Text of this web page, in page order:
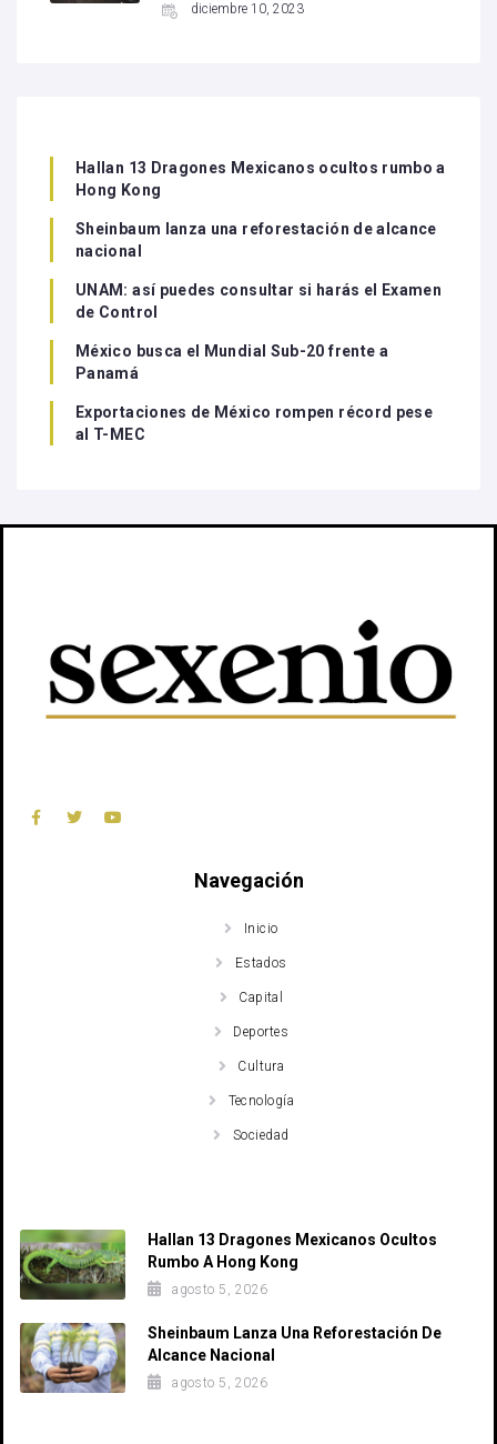
diciembre 10, 2023
Hallan 13 Dragones Mexicanos ocultos rumbo a
Hong Kong
Sheinbaum lanza una reforestación de alcance
nacional
UNAM: así puedes consultar si harás el Examen
de Control
México busca el Mundial Sub-20 frente a
Panamá
Exportaciones de México rompen récord pese
al T-MEC
Navegación
Inicio
Estados
Capital
Deportes
Cultura
Tecnología
Sociedad
Hallan 13 Dragones Mexicanos Ocultos
Rumbo A Hong Kong
agosto 5, 2026
Sheinbaum Lanza Una Reforestación De
Alcance Nacional
agosto 5, 2026